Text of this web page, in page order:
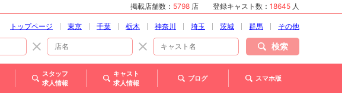
掲載店舗数： 5798 店 登録キャスト数： 18645 人
トップページ 東京 千葉 栃木 神奈川 埼玉 茨城 群馬 その他
検索
スタッフ
求人情報
キャスト
求人情報
ブログ スマホ版